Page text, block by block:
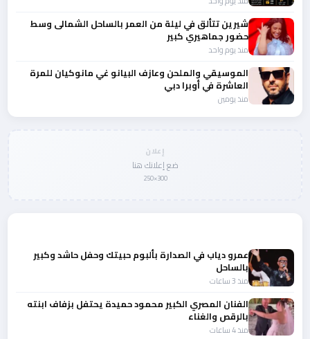
شيرين تتألق في ليلة من العمر بالساحل الشمالى وسط
حضور جماهيري كبير
منذ يوم واحد
الموسيقي والملحن وعازف البيانو غي مانوكيان للمرة
العاشرة في أوبرا دبي
منذ يومين
إعلان
ضع إعلانك هنا
300×250
عمرو دياب في الصدارة بألبوم حبيتك وحفل حاشد وكبير
بالساحل
منذ 3 ساعات
الفنان المصري الكبير محمود حميدة يحتفل بزفاف ابنته
بالرقص والغناء
منذ 4 ساعات